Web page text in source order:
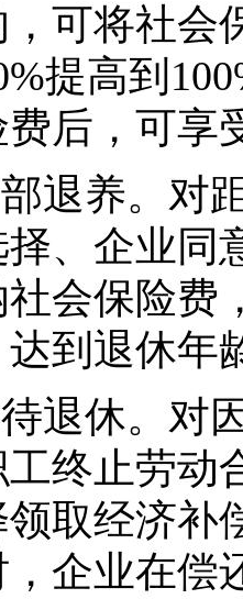
可将社会
提高到
后，可享
养。对距
、企业同
会保险费
到退休
休。对因
终止劳动
取经济补
企业在偿